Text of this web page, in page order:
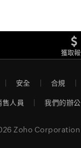
獲取
安全 合規
售人員 我們的辦
Zoho Corporation